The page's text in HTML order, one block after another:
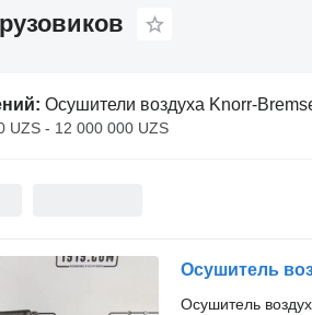
Осушители воздуха Knorr-
UZS - 12 000 000 UZS
Осушитель
Осушитель